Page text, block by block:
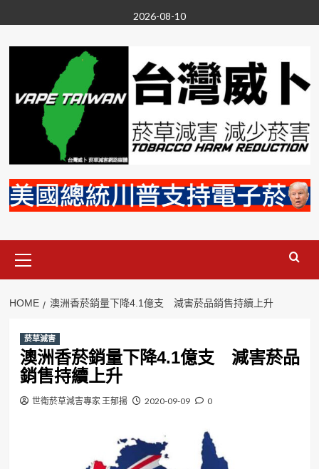
to
content
2026-08-10
Menu
HOME 澳洲香菸銷量下降4.1億支 減害菸品銷售持續上升
菸草減害
澳洲香菸銷量下降4.1億支 減害菸品
銷售持續上升
世衛菸草減害專家 王郁揚 2020-09-09 0